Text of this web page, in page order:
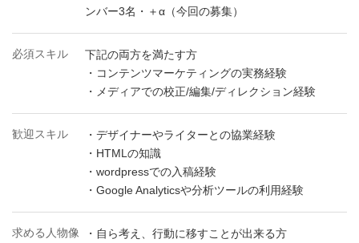
ンバー3名・＋α（今回の募集）
必須スキル
下記の両方を満たす方
・コンテンツマーケティングの実務経験
・メディアでの校正/編集/ディレクション経験
歓迎スキル
・デザイナーやライターとの協業経験
・HTMLの知識
・wordpressでの入稿経験
・Google Analyticsや分析ツールの利用経験
求める人物像
・自ら考え、行動に移すことが出来る方